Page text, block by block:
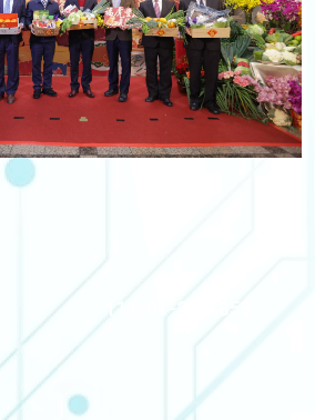
111-01-20:1,858